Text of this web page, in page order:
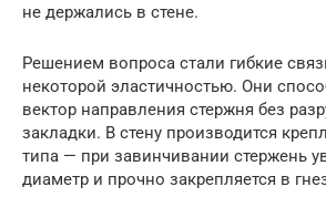
не держались в стене.
Решением вопроса стали гибкие
некоторой эластичностью. Они
вектор направления стержня без
закладки. В стену производится
типа — при завинчивании стержень
диаметр и прочно закрепляется в